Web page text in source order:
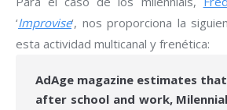
‘Improvise‘, nos proporciona la
esta actividad multicanal y frenética:
AdAge magazine estimates
after school and work,